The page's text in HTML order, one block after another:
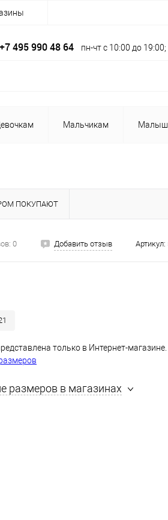
+7 495 990 48 64 пн-чт с 10:00 до
Мальчикам
ПОКУПАЮТ
0 Добавить отзыв Артикул:
только в Интернет-магазине.
размеров в магазинах